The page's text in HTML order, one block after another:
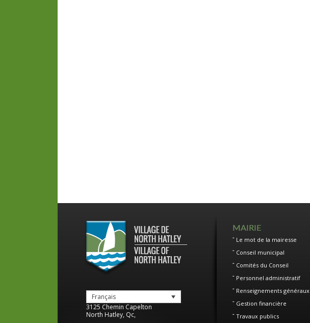
Français
3125 Chemin Capelton
North Hatley, Qc,
MAIRIE
Le mot de la mairesse
Conseil municipal
Comités du Conseil
Personnel administratif
Renseignements généraux
Gestion financière
Travaux publics